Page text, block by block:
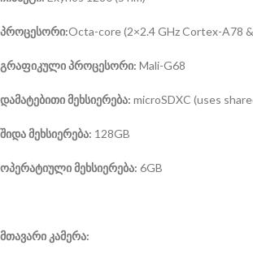
პროცესორი:Octa-core (2×2.4 GHz Cortex-A78
გრაფიკული პროცესორი: Mali-G68
დამატებითი მეხსიერება: microSDXC (uses
შიდა მეხსიერება: 128GB
ოპერატიული მეხსიერება: 6GB
მთავარი კამერა: